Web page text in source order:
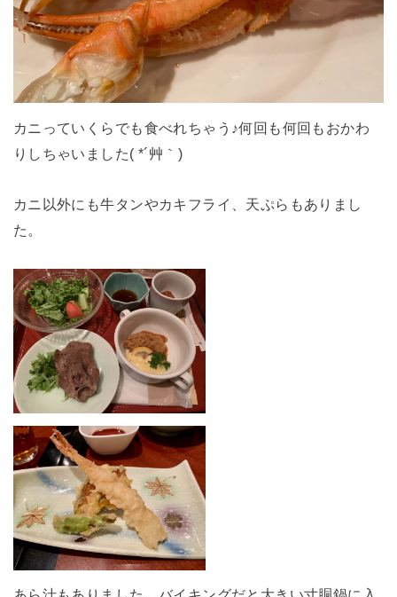
カニっていくらでも食べれちゃう♪何回も何回もおかわ
りしちゃいました( *´艸｀)
カニ以外にも牛タンやカキフライ、天ぷらもありまし
た。